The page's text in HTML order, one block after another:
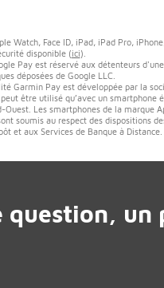
Watch, Face ID, iPad, iPad Pro,
disponible (ici).
Pay est réservé aux détenteurs
déposées de Google LLC.
Garmin Pay est développée par la
être utilisé qu’avec un
Ouest. Les smartphones de la marque
soumis au respect des dispositions
et aux Services de Banque à
question, un